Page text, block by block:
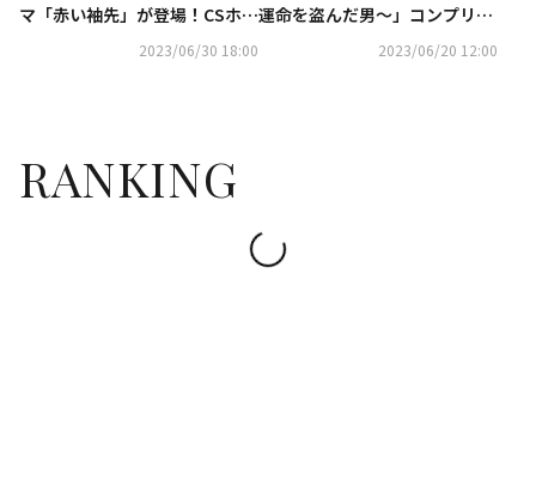
マ「赤い袖先」が登場！CSホー
ムドラマチャンネル7月の韓ド
2023/06/30 18:00
運命を盗んだ男～」コンプリー
ト・シンプルBOXが登場！スペ
2023/06/20 12:00
RANKING